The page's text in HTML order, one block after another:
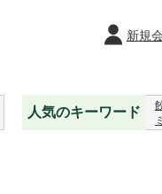
新規
人気のキーワード